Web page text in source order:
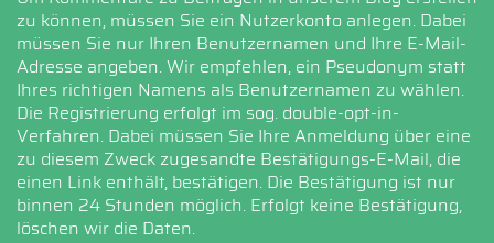
zu können, müssen Sie ein Nutzerkonto anlegen. Dabei
müssen Sie nur Ihren Benutzernamen und Ihre E-Mail-
Adresse angeben. Wir empfehlen, ein Pseudonym statt
Ihres richtigen Namens als Benutzernamen zu wählen.
Die Registrierung erfolgt im sog. double-opt-in-
Verfahren. Dabei müssen Sie Ihre Anmeldung über eine
zu diesem Zweck zugesandte Bestätigungs-E-Mail, die
einen Link enthält, bestätigen. Die Bestätigung ist nur
binnen 24 Stunden möglich. Erfolgt keine Bestätigung,
löschen wir die Daten.